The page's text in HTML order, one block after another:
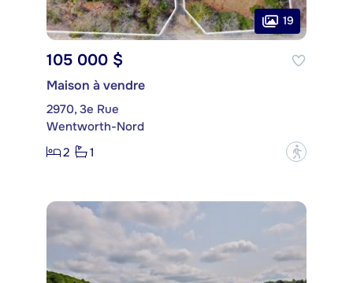
19
105 000 $
Maison à vendre
2970, 3e Rue
Wentworth-Nord
2
1 ?